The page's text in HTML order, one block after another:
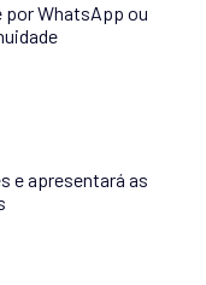
WhatsApp ou
e apresentará as